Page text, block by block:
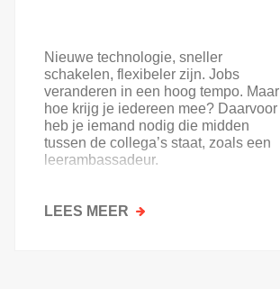
Nieuwe technologie, sneller
schakelen, flexibeler zijn. Jobs
veranderen in een hoog tempo. Maar
hoe krijg je iedereen mee? Daarvoor
heb je iemand nodig die midden
tussen de collega’s staat, zoals een
leerambassadeur.
LEES MEER OVER